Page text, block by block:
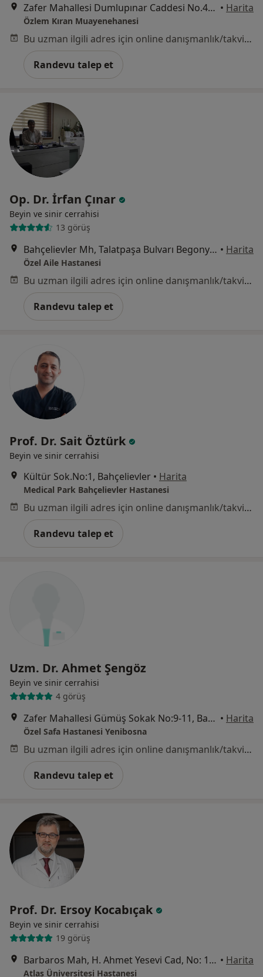
Zafer Mahallesi Dumlupınar Caddesi No.44/A K:5 D:18 Yenibosna, Bahçelievler • Harita
Özlem Kıran Muayenehanesi
Bu uzman ilgili adres için online danışmanlık/takvim sunmuyor.
Randevu talep et
Op. Dr. İrfan Çınar
Beyin ve sinir cerrahisi
13 görüş
Bahçelievler Mh, Talatpaşa Bulvarı Begonyalı Sok. 7/9, 34180 Bahçelievler / İstanbul, İstanbul • Harita
Özel Aile Hastanesi
Bu uzman ilgili adres için online danışmanlık/takvim sunmuyor.
Randevu talep et
Prof. Dr. Sait Öztürk
Beyin ve sinir cerrahisi
Kültür Sok.No:1, Bahçelievler • Harita
Medical Park Bahçelievler Hastanesi
Bu uzman ilgili adres için online danışmanlık/takvim sunmuyor.
Randevu talep et
Uzm. Dr. Ahmet Şengöz
Beyin ve sinir cerrahisi
4 görüş
Zafer Mahallesi Gümüş Sokak No:9-11, Bahçelievler • Harita
Özel Safa Hastanesi Yenibosna
Bu uzman ilgili adres için online danışmanlık/takvim sunmuyor.
Randevu talep et
Prof. Dr. Ersoy Kocabıçak
Beyin ve sinir cerrahisi
19 görüş
Barbaros Mah, H. Ahmet Yesevi Cad, No: 149 Güneşli, İstanbul • Harita
Atlas Üniversitesi Hastanesi